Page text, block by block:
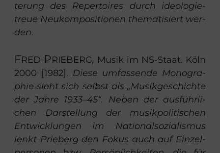
te­rung des Re­per­toires durch ideo­lo­gie­
treue Neu­kom­po­si­tio­nen the­ma­ti­siert wer­
den.
FRED PRIE­BERG, Musik im NS-​Staat. Köln
2000 [1982]. Diese um­fas­sen­de Mo­no­gra­
phie sieht sich selbst als „Mu­sik­ge­schich­te
der Jahre 1933–45“. Neben der aus­führ­li­
chen Dar­stel­lung der mu­sik­po­li­ti­schen
Ent­wick­lun­gen im Na­tio­nal­so­zia­lis­mus
lenkt Prie­berg den Fokus auch auf Ein­zel­